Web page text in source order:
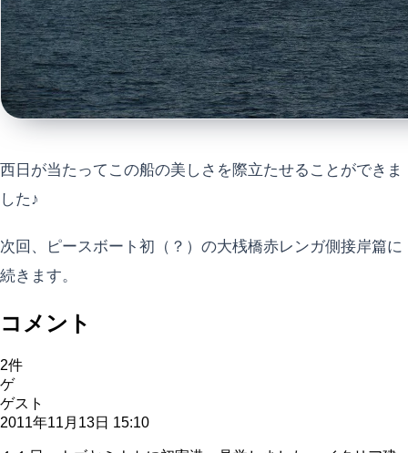
西日が当たってこの船の美しさを際立たせることができま
した♪
次回、ピースボート初（？）の大桟橋赤レンガ側接岸篇に
続きます。
コメント
2件
ゲ
ゲスト
2011年11月13日 15:10